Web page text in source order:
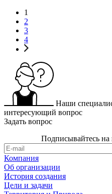
1
2
3
4
Наши
интересующий вопрос
Задать вопрос
Подписывайтесь на
Компания
Об организации
История создания
Цели и задачи